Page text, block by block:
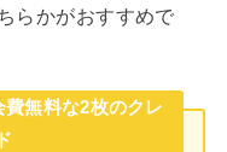
らかがおすすめで
無料な2枚のクレ